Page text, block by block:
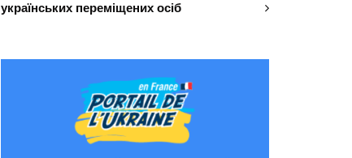
українських переміщених осіб